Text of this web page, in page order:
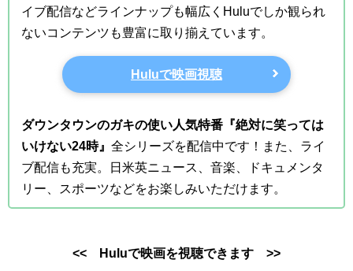
イブ配信などラインナップも幅広くHuluでしか観られ
ないコンテンツも豊富に取り揃えています。
Huluで映画視聴
ダウンタウンのガキの使い人気特番『絶対に笑っては
いけない24時』 全シリーズを配信中です！また、ライ
ブ配信も充実。日米英ニュース、音楽、ドキュメンタ
リー、スポーツなどをお楽しみいただけます。
<< Huluで映画を視聴できます >>